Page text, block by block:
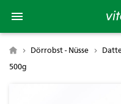

Dörrobst - Nüsse
500g